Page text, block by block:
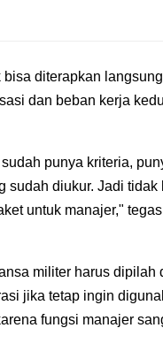
diterapkan
dan beban kerja
punya kriteria,
sudah diukur. Jadi tidak
untuk manajer,"
militer harus dipilah
jika tetap ingin
fungsi manajer